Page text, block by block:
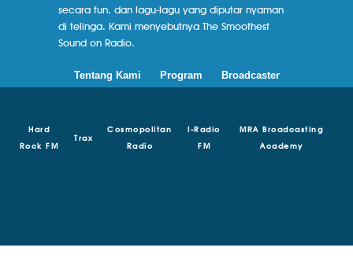
secara fun, dan lagu-lagu yang diputar nyaman
di telinga. Kami menyebutnya The Smoothest
Sound on Radio.
Tentang Kami Program Broadcaster
Hard
Rock FM
Trax
Cosmopolitan
Radio
I-Radio
FM
MRA Broadcasting
Academy